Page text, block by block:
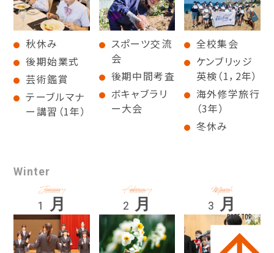
秋休み
後期始業式
芸術鑑賞
テーブルマナ
ー講習（1年）
スポーツ交流
会
後期中間考査
ボキャブラリ
ー大会
全校集会
ケンブリッジ
英検（1，2年）
海外修学旅行
（3年）
冬休み
Winter
1 月 2 月 3 月
PAGE TOP